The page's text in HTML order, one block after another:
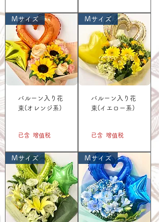
Mサイズ
バルーン入り花
束(オレンジ系)
已含 增值税
Mサイズ
バルーン入り花
束(イエロー系)
已含 增值税
Mサイズ Mサイズ